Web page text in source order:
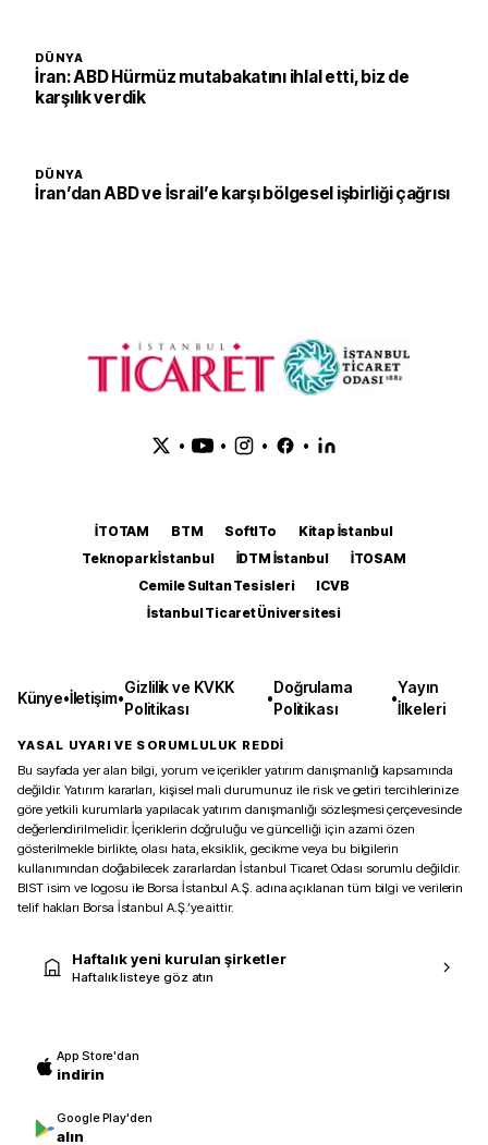
DÜNYA
İran: ABD Hürmüz mutabakatını ihlal etti, biz de
karşılık verdik
DÜNYA
İran’dan ABD ve İsrail’e karşı bölgesel işbirliği çağrısı
• • • •
İTOTAM BTM SoftITo
Kitap İstanbul
Teknopark İstanbul
İDTM İstanbul
İTOSAM
Cemile Sultan Tesisleri
ICVB
İstanbul Ticaret Üniversitesi
Künye•İletişim•
Gizlilik ve KVKK
Politikası
•
Doğrulama
Politikası
•
Yayın
İlkeleri
YASAL UYARI VE SORUMLULUK REDDİ
Bu sayfada yer alan bilgi, yorum ve içerikler yatırım danışmanlığı kapsamında
değildir. Yatırım kararları, kişisel mali durumunuz ile risk ve getiri tercihlerinize
göre yetkili kurumlarla yapılacak yatırım danışmanlığı sözleşmesi çerçevesinde
değerlendirilmelidir. İçeriklerin doğruluğu ve güncelliği için azami özen
gösterilmekle birlikte, olası hata, eksiklik, gecikme veya bu bilgilerin
kullanımından doğabilecek zararlardan İstanbul Ticaret Odası sorumlu değildir.
BIST isim ve logosu ile Borsa İstanbul A.Ş. adına açıklanan tüm bilgi ve verilerin
telif hakları Borsa İstanbul A.Ş.’ye aittir.
Haftalık yeni kurulan şirketler
Haftalık listeye göz atın
App Store'dan
indirin
Google Play'den
alın